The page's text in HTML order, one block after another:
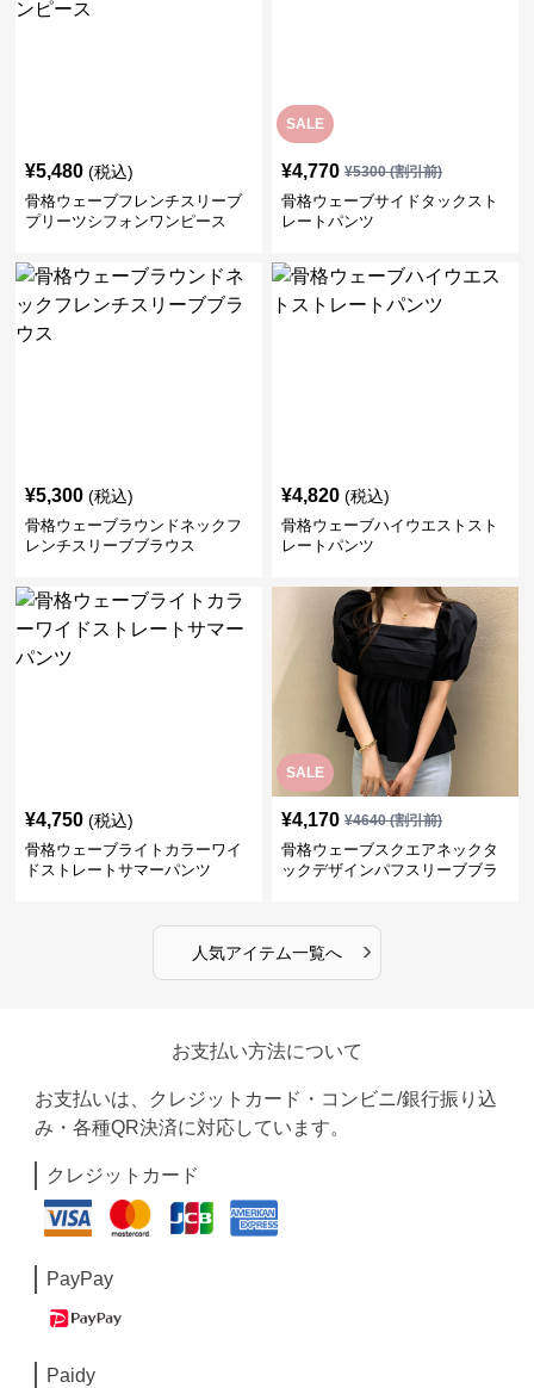
¥5,480 (税込)
骨格ウェーブフレンチスリーブ
プリーツシフォンワンピース
SALE
¥4,770 ¥5300(割引前)
骨格ウェーブサイドタックスト
レートパンツ
¥5,300 (税込)
骨格ウェーブラウンドネックフ
レンチスリーブブラウス
¥4,820 (税込)
骨格ウェーブハイウエストスト
レートパンツ
¥4,750 (税込)
骨格ウェーブライトカラーワイ
ドストレートサマーパンツ
SALE
¥4,170 ¥4640(割引前)
骨格ウェーブスクエアネックタ
ックデザインパフスリーブブラ
人気アイテム一覧へ ›
お支払い方法について
お支払いは、クレジットカード・コンビニ/銀行振り込
み・各種QR決済に対応しています。
クレジットカード
PayPay
Paidy